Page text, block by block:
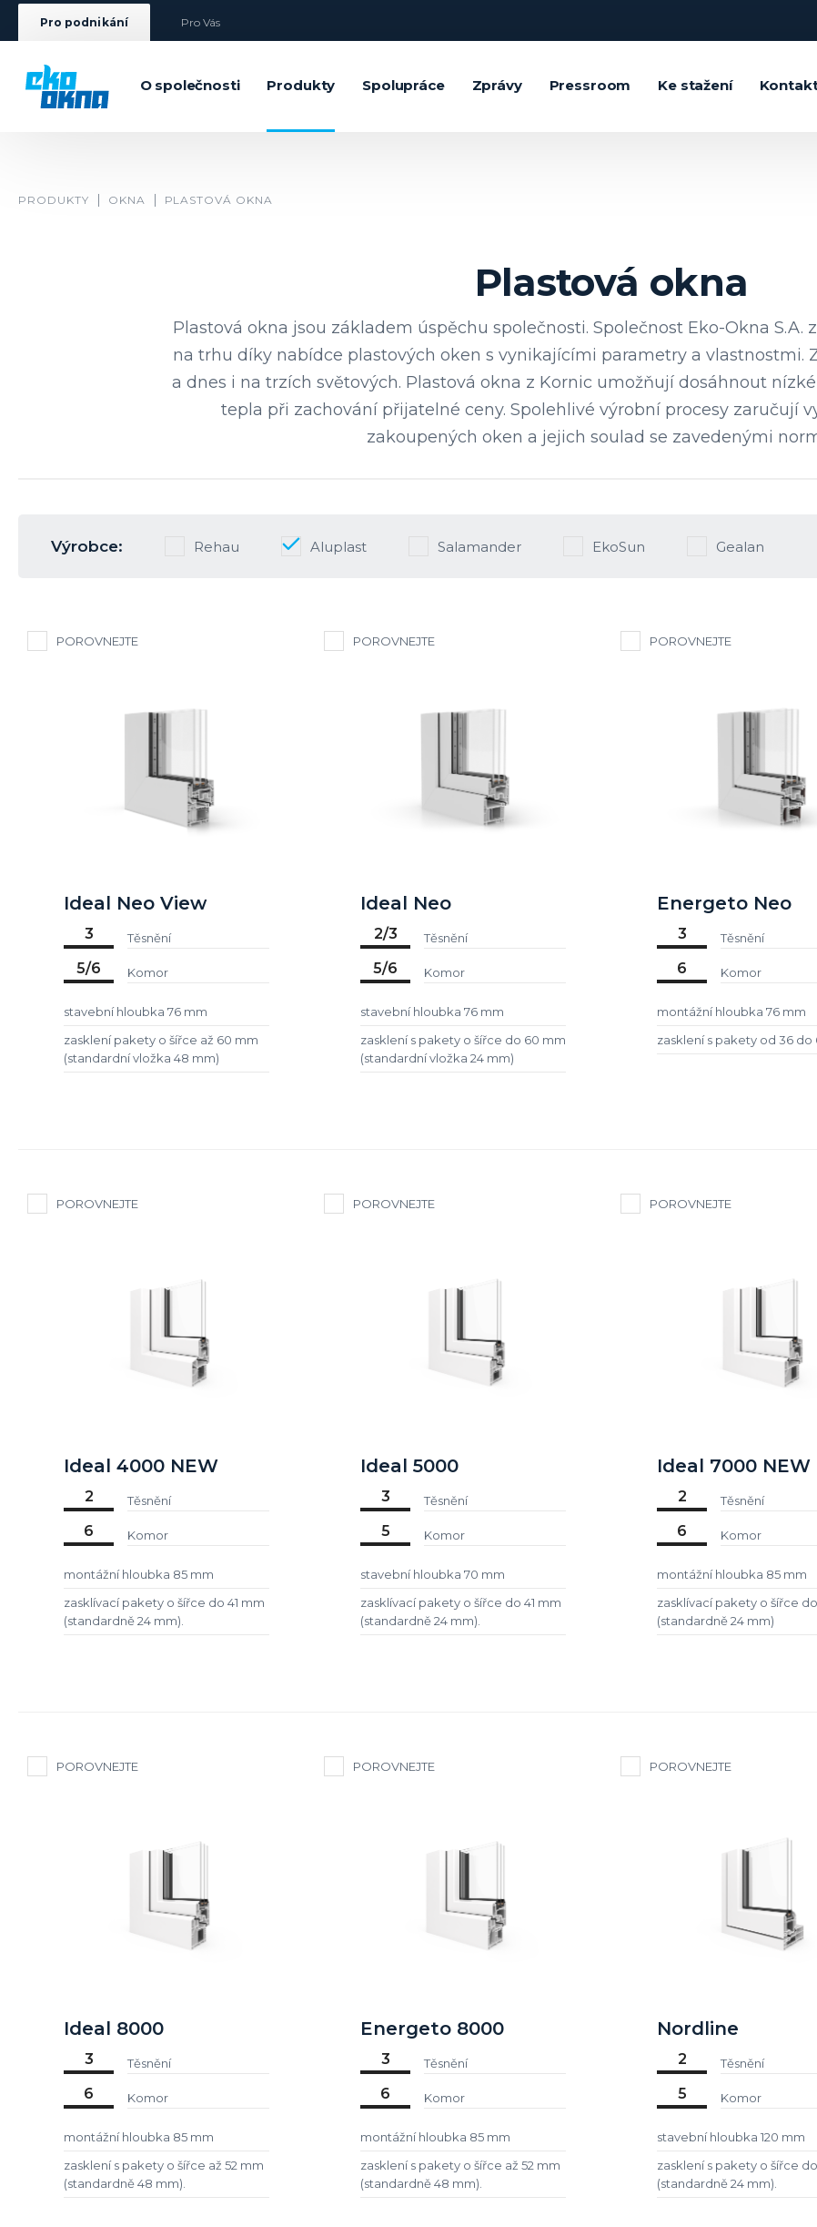
Pro podnikání Pro Vás
O společnosti Produkty Spolupráce Zprávy Pressroom Ke stažení
PRODUKTY OKNA PLASTOVÁ OKNA
Plastová okna
Plastová okna jsou základem úspěchu společnosti. Společnost Eko-Okna
na trhu díky nabídce plastových oken s vynikajícími parametry a vlastnostmi.
a dnes i na trzích světových. Plastová okna z Kornic umožňují dosáhnout
tepla při zachování přijatelné ceny. Spolehlivé výrobní procesy zaručují
zakoupených oken a jejich soulad se zavedenými
Výrobce: Rehau Aluplast Salamander EkoSun Gealan
POROVNEJTE
Ideal Neo View
3 Těsnění
5/6 Komor
stavební hloubka 76 mm
zasklení pakety o šířce až 60 mm
(standardní vložka 48 mm)
POROVNEJTE
Ideal Neo
2/3 Těsnění
5/6 Komor
stavební hloubka 76 mm
zasklení s pakety o šířce do 60 mm
(standardní vložka 24 mm)
POROVNEJTE
Energeto Neo
3 Těsnění
6 Komor
montážní hloubka 76 mm
zasklení s pakety od 36 do
POROVNEJTE
Ideal 4000 NEW
2 Těsnění
6 Komor
montážní hloubka 85 mm
zasklívací pakety o šířce do 41 mm
(standardně 24 mm).
POROVNEJTE
Ideal 5000
3 Těsnění
5 Komor
stavební hloubka 70 mm
zasklívací pakety o šířce do 41 mm
(standardně 24 mm).
POROVNEJTE
Ideal 7000 NEW
2 Těsnění
6 Komor
montážní hloubka 85 mm
zasklívací pakety o šířce
(standardně 24 mm)
POROVNEJTE
Ideal 8000
3 Těsnění
6 Komor
montážní hloubka 85 mm
zasklení s pakety o šířce až 52 mm
(standardně 48 mm).
POROVNEJTE
Energeto 8000
3 Těsnění
6 Komor
montážní hloubka 85 mm
zasklení s pakety o šířce až 52 mm
(standardně 48 mm).
POROVNEJTE
Nordline
2 Těsnění
5 Komor
stavební hloubka 120 mm
zasklení s pakety o šířce
(standardně 24 mm).